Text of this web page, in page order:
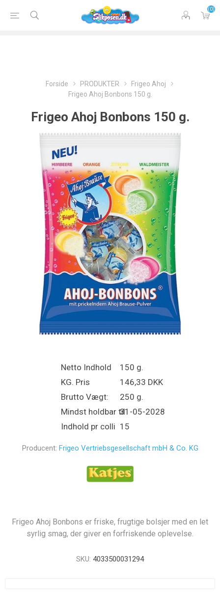
(0)
Forside PRODUKTER
Frigeo Ahoj
Frigeo Ahoj Bonbons 150 g.
Frigeo Ahoj Bonbons 150 g.
Netto Indhold
150 g.
KG. Pris
146,33 DKK
Brutto Vægt:
250 g.
Mindst holdbar til31-05-2028
Indhold pr colli 15
Producent: Frigeo Vertriebsgesellschaft mbH & Co. KG
Frigeo Ahoj Bonbons er friske, frugtige bolsjer med en let
syrlig smag, der giver en forfriskende oplevelse.
SKU: 4033500031294